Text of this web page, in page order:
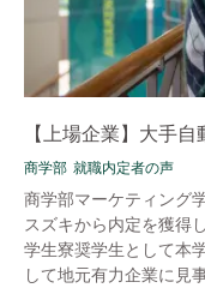
【上場企業】大手
商学部 就職内定者の声
商学部マーケティング
スズキから内定を獲得
学生寮奨学生として本
して地元有力企業に見